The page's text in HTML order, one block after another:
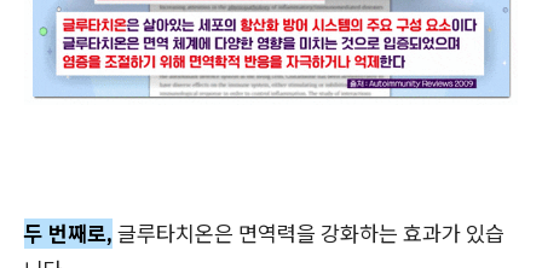
두 번째로, 글루타치온은 면역력을 강화하는 효과가 있습